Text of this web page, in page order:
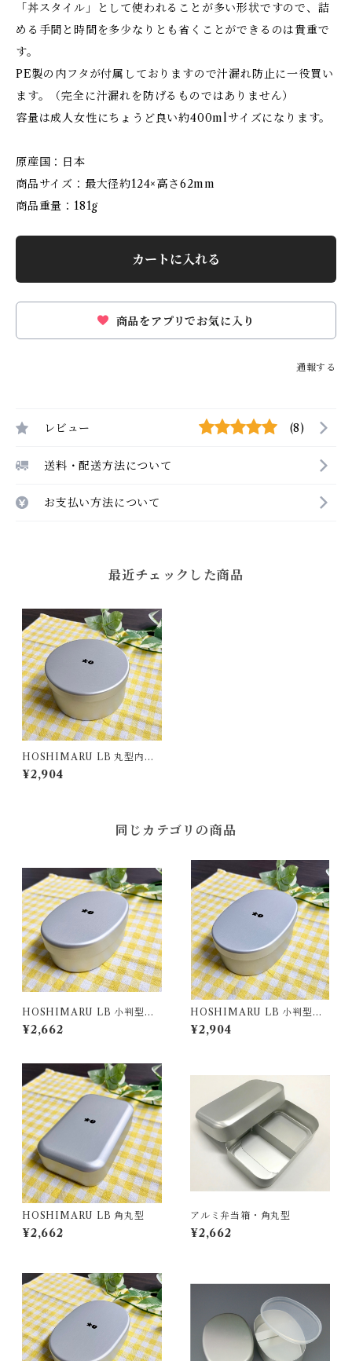
「丼スタイル」として使われることが多い形状ですので、詰
める手間と時間を多少なりとも省くことができるのは貴重で
す。
PE製の内フタが付属しておりますので汁漏れ防止に一役買い
ます。（完全に汁漏れを防げるものではありません）
容量は成人女性にちょうど良い約400mlサイズになります。
原産国：日本
商品サイズ：最大径約124×高さ62mm
商品重量：181g
カートに入れる
商品をアプリでお気に入り
通報する
レビュー (8)
送料・配送方法について
お支払い方法について
最近チェックした商品
HOSHIMARU LB 丸型内フ
タ付
¥2,904
同じカテゴリの商品
HOSHIMARU LB 小判型内
フタ付S
¥2,662
HOSHIMARU LB 小判型内
フタ付L
¥2,904
HOSHIMARU LB 角丸型
¥2,662
アルミ弁当箱・角丸型
¥2,662